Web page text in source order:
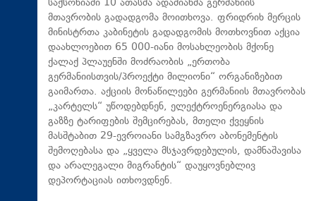
საქსონიაში 10 ათასმა ადამიანმა გერმანიის
მთავრობის გადადგომა მოითხოვა. ფრიდრიხ მერცის
მინისტრთა კაბინეტის გადადგომის მოთხოვნით აქცია
დაახლოებით 65 000-იანი მოსახლეობის მქონე
ქალაქ პლაუენში მოძრაობის „ერთობა
გერმანიისთვის/პროექტი მილიონი“ ორგანიზებით
გაიმართა. აქციის მონაწილეები გერმანიის მთავრობას
„კარტელს“ უწოდებდნენ, ელექტროენერგიასა და
გაზზე ტარიფების შემცირებას, მთელი ქვეყნის
მასშტაბით 29-ევროიანი სამგზავრო აბონემენტის
შემოღებასა და „ყველა მსჯავრდებულის, დამნაშავისა
და არალეგალი მიგრანტის“ დაუყოვნებლივ
დეპორტაციას ითხოვდნენ.